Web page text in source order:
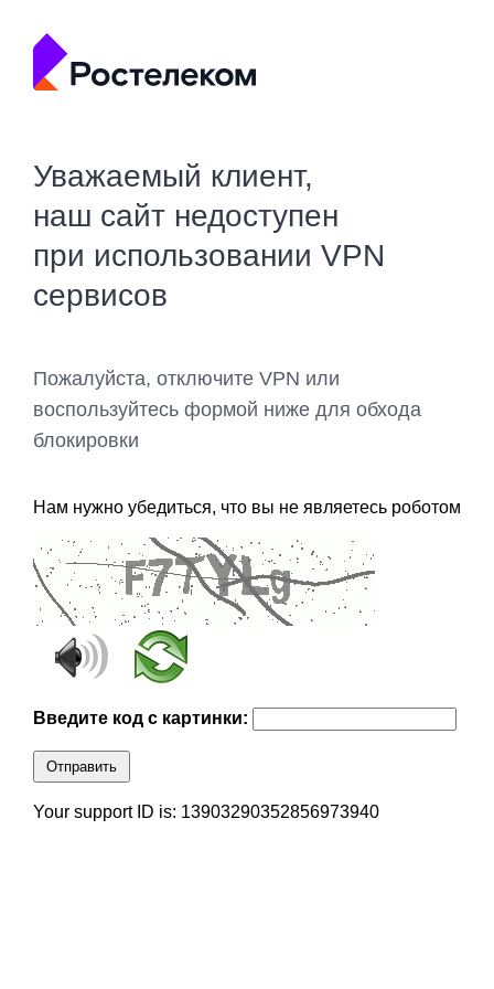
Уважаемый клиент,
наш сайт недоступен
при использовании VPN
сервисов
Пожалуйста, отключите VPN или
воспользуйтесь формой ниже для обхода
блокировки
Нам нужно убедиться, что вы не являетесь роботом
Введите код с картинки:
Отправить
Your support ID is: 13903290352856973940